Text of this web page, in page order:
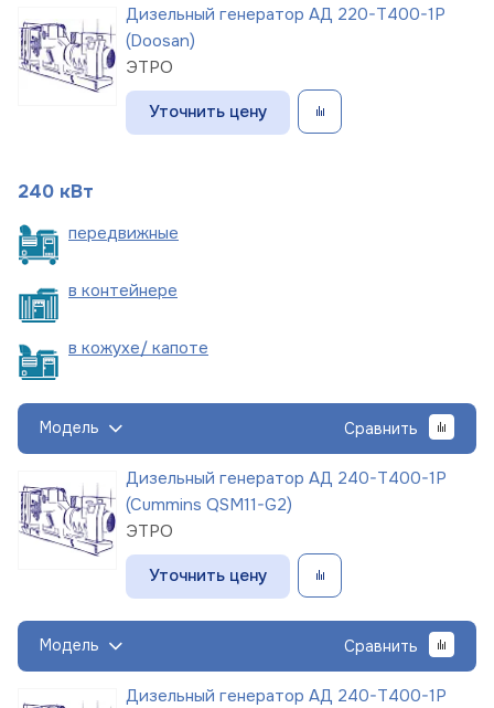
Дизельный генератор АД 220-Т400-1Р
(Doosan)
ЭТРО
Уточнить цену
240 кВт
передвижные
в контейнере
в кожухе/ капоте
Модель Сравнить
Дизельный генератор АД 240-Т400-1Р
(Cummins QSM11-G2)
ЭТРО
Уточнить цену
Модель Сравнить
Дизельный генератор АД 240-Т400-1Р